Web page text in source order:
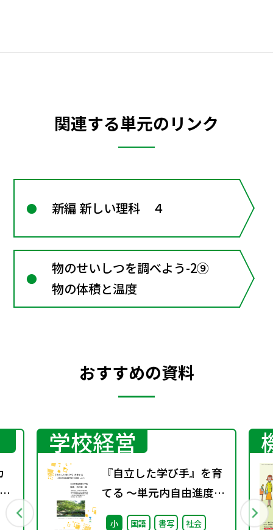
関連する単元のリンク
新編 新しい理科 ４
物のせいしつを調べよう-2⑨
物の体積と温度
おすすめの資料
学校経営
『自立した学び手』を育
てる ～単元内自由進度学
習への挑戦 vol.2～
小 国語 書写
社会